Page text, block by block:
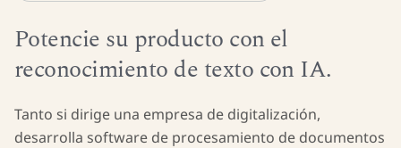
Empiece a escribir para buscar entre modelos, sites y
artículos del blog...
Potencie su producto con el
reconocimiento de texto con IA.
Tanto si dirige una empresa de digitalización,
desarrolla software de procesamiento de documentos